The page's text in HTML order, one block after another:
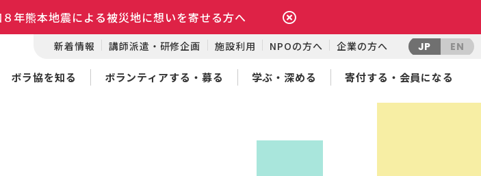
年熊本地震による被災地に想いを寄せる方へ
新着情報 講師派遣・研修企画 施設利用 NPOの方へ 企業の方へ JP EN
ボラ協を知る ボランティアする・募る 学ぶ・深める 寄付する・会員になる